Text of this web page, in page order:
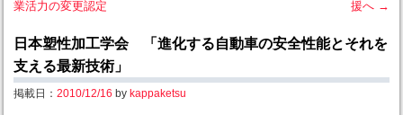
Post navigation
業活力の変更認定
援へ →
日本塑性加工学会 「進化する自動車の安全性能とそれを
支える最新技術」
掲載日： 2010/12/16 by kappaketsu